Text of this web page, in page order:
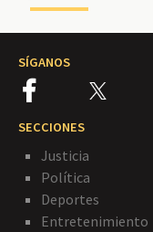
SÍGANOS
SECCIONES
Justicia
Política
Deportes
Entretenimiento